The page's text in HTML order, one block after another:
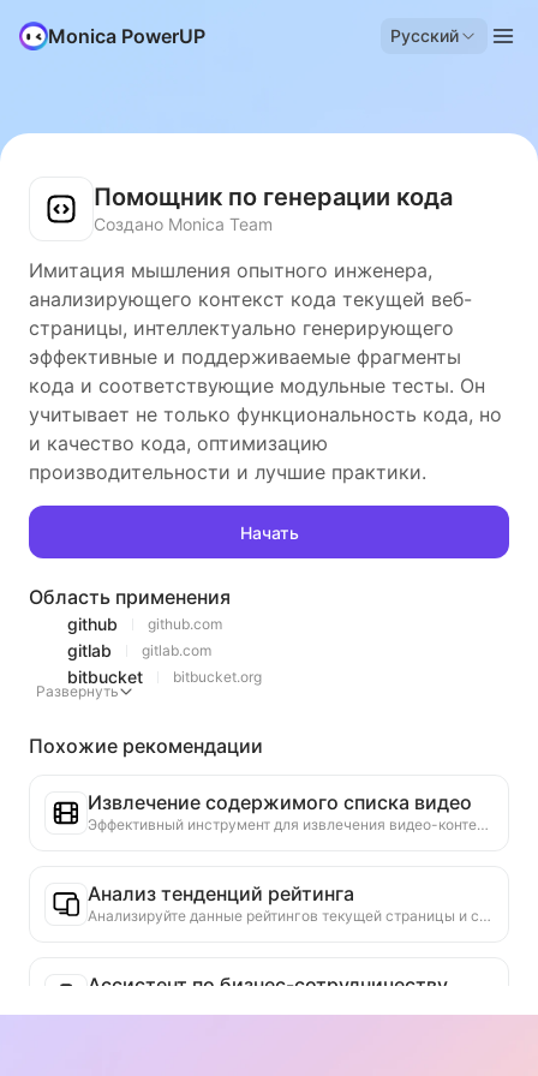
Monica PowerUP Русский
Помощник по генерации кода
Создано Monica Team
Имитация мышления опытного инженера,
анализирующего контекст кода текущей веб-
страницы, интеллектуально генерирующего
эффективные и поддерживаемые фрагменты
кода и соответствующие модульные тесты. Он
учитывает не только функциональность кода, но
и качество кода, оптимизацию
производительности и лучшие практики.
Начать
Область применения
github github.com
gitlab gitlab.com
bitbucket
bitbucket.org
Развернуть
Похожие рекомендации
Извлечение содержимого списка видео
Эффективный инструмент для извлечения видео-контента с веб-страниц, который может быстро сканировать страницы и организовывать информацию о видео в структурированную таблицу Markdown.
Анализ тенденций рейтинга
Анализируйте данные рейтингов текущей страницы и создавайте отчет о тенденциях. Определяйте популярные категории, быстро растущие типы продуктов и новые технологии. Предоставляйте мгновенные рыночные инсайты, чтобы помочь вам понять последние тенденции продуктов и рыночные движения.
Ассистент по бизнес-сотрудничеству